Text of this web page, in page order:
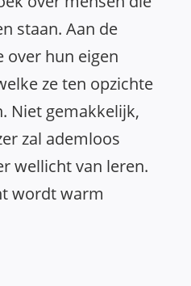
staan. Aan de
over hun eigen
ze ten opzichte
Niet gemakkelijk,
zal ademloos
wellicht van leren.
wordt warm